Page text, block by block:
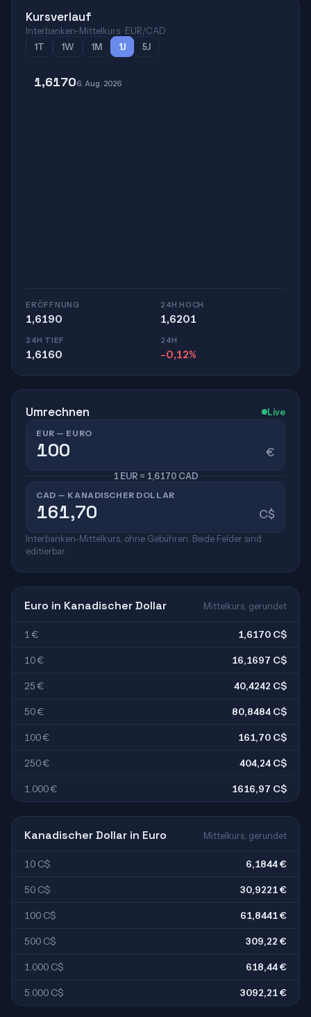
Kursverlauf
Interbanken-Mittelkurs · EUR/CAD
1T
1W 1M 1J 5J
1,61706. Aug. 2026
ERÖFFNUNG
1,6190
24H HOCH
1,6201
24H TIEF
1,6160
24H
-0,12%
Umrechnen Live
EUR — EURO
€
1 EUR = 1,6170 CAD
CAD — KANADISCHER DOLLAR
C$
Interbanken-Mittelkurs, ohne Gebühren. Beide Felder sind
editierbar.
Euro in Kanadischer Dollar Mittelkurs, gerundet
1 € 1,6170 C$
10 € 16,1697 C$
25 € 40,4242 C$
50 € 80,8484 C$
100 € 161,70 C$
250 € 404,24 C$
1.000 € 1616,97 C$
Kanadischer Dollar in Euro Mittelkurs, gerundet
10 C$ 6,1844 €
50 C$ 30,9221 €
100 C$ 61,8441 €
500 C$ 309,22 €
1.000 C$ 618,44 €
5.000 C$ 3092,21 €